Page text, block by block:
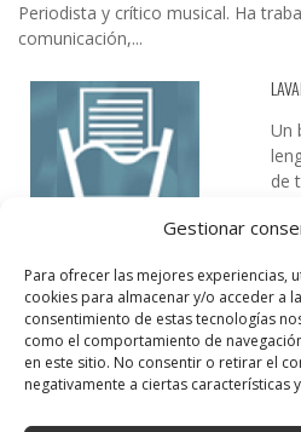
Gestionar
Para ofrecer las mejores experiencias,
cookies para almacenar y/o acceder a
consentimiento de estas tecnologías
como el comportamiento de
en este sitio. No consentir o retirar el
negativamente a ciertas características
Periodista y crítico musical. Ha
comunicación,...
Un
de
DESIREE MARTÍN